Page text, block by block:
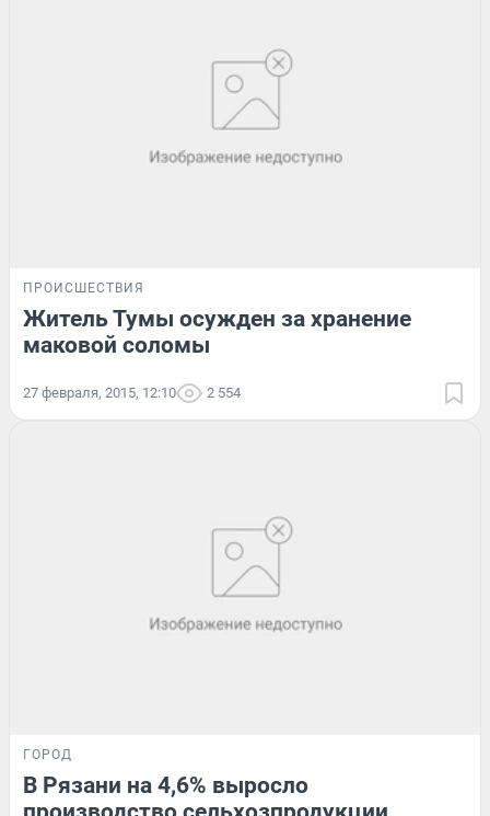
ПРОИСШЕСТВИЯ
Житель Тумы осужден за хранение
маковой соломы
27 февраля, 2015, 12:10 2 554
ГОРОД
В Рязани на 4,6% выросло